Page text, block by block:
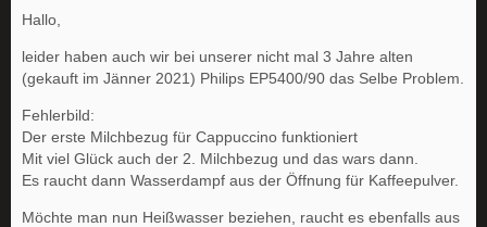
Hallo,
leider haben auch wir bei unserer nicht mal 3 Jahre alten
(gekauft im Jänner 2021) Philips EP5400/90 das Selbe Problem.
Fehlerbild:
Der erste Milchbezug für Cappuccino funktioniert
Mit viel Glück auch der 2. Milchbezug und das wars dann.
Es raucht dann Wasserdampf aus der Öffnung für Kaffeepulver.
Möchte man nun Heißwasser beziehen, raucht es ebenfalls aus